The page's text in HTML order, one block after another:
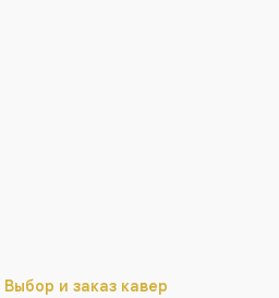
Выбор и заказ кавер